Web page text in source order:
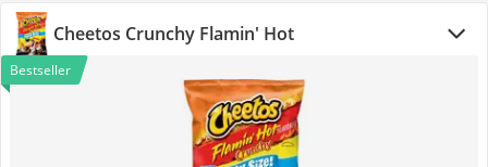
Cheetos Crunchy Flamin' Hot
Bestseller